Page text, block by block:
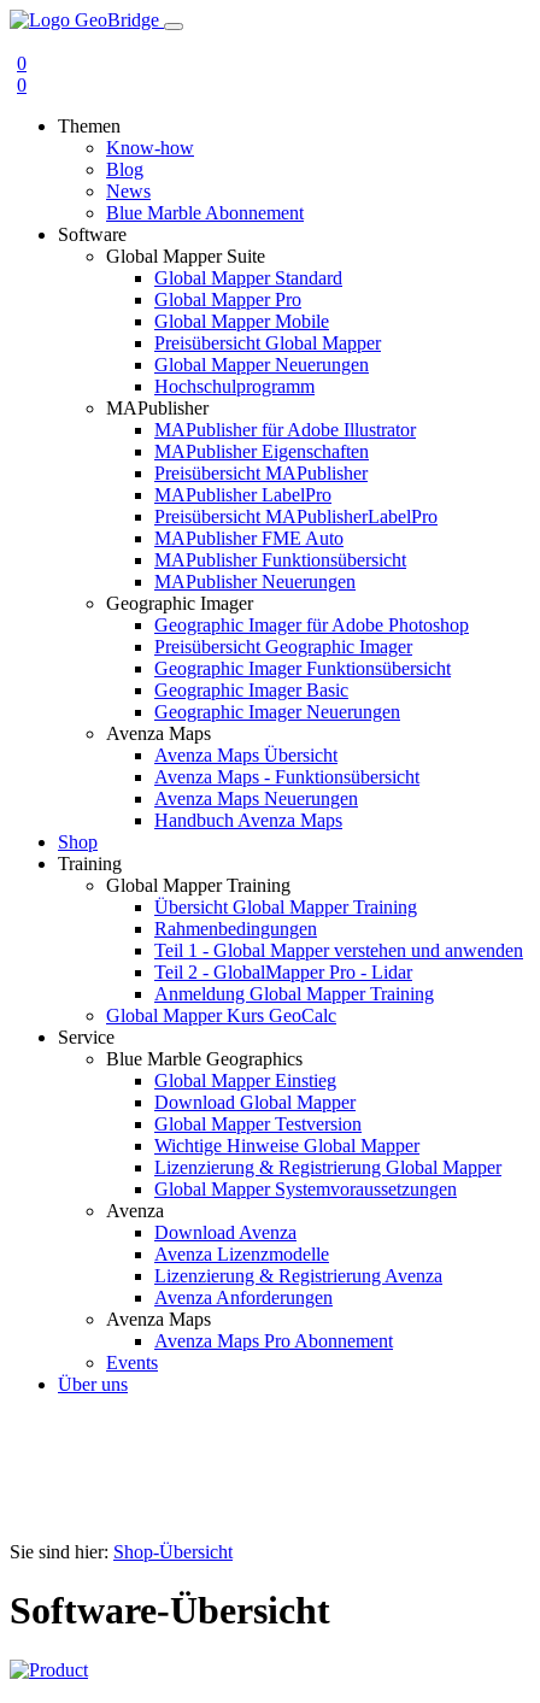
0
0
Themen
Know-how
Blog
News
Blue Marble Abonnement
Software
Global Mapper Suite
Global Mapper Standard
Global Mapper Pro
Global Mapper Mobile
Preisübersicht Global Mapper
Global Mapper Neuerungen
Hochschulprogramm
MAPublisher
MAPublisher für Adobe Illustrator
MAPublisher Eigenschaften
Preisübersicht MAPublisher
MAPublisher LabelPro
Preisübersicht MAPublisherLabelPro
MAPublisher FME Auto
MAPublisher Funktionsübersicht
MAPublisher Neuerungen
Geographic Imager
Geographic Imager für Adobe Photoshop
Preisübersicht Geographic Imager
Geographic Imager Funktionsübersicht
Geographic Imager Basic
Geographic Imager Neuerungen
Avenza Maps
Avenza Maps Übersicht
Avenza Maps - Funktionsübersicht
Avenza Maps Neuerungen
Handbuch Avenza Maps
Shop
Training
Global Mapper Training
Übersicht Global Mapper Training
Rahmenbedingungen
Teil 1 - Global Mapper verstehen und anwenden
Teil 2 - GlobalMapper Pro - Lidar
Anmeldung Global Mapper Training
Global Mapper Kurs GeoCalc
Service
Blue Marble Geographics
Global Mapper Einstieg
Download Global Mapper
Global Mapper Testversion
Wichtige Hinweise Global Mapper
Lizenzierung & Registrierung Global Mapper
Global Mapper Systemvoraussetzungen
Avenza
Download Avenza
Avenza Lizenzmodelle
Lizenzierung & Registrierung Avenza
Avenza Anforderungen
Avenza Maps
Avenza Maps Pro Abonnement
Events
Über uns
Sie sind hier: Shop-Übersicht
Software-Übersicht